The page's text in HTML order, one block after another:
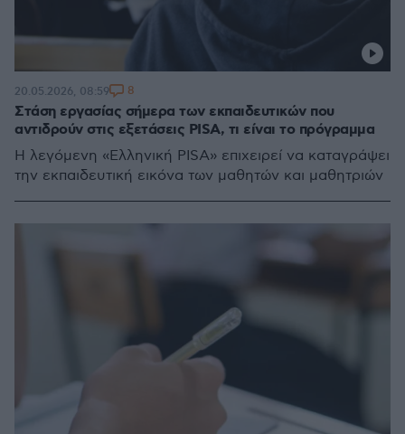
Στάση εργασίας σήμερα των εκπαιδευτικών που
αντιδρούν στις εξετάσεις PISA, τι είναι το πρόγραμμα
Η λεγόμενη «Ελληνική PISA» επιχειρεί να καταγράψει
την εκπαιδευτική εικόνα των μαθητών και μαθητριών
20.05.2026, 08:59 8